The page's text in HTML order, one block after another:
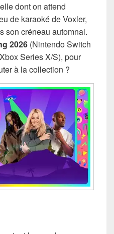
dont on attend
de karaoké de Voxler,
son créneau automnal.
2026 (Nintendo Switch
Series X/S), pour
à la collection ?